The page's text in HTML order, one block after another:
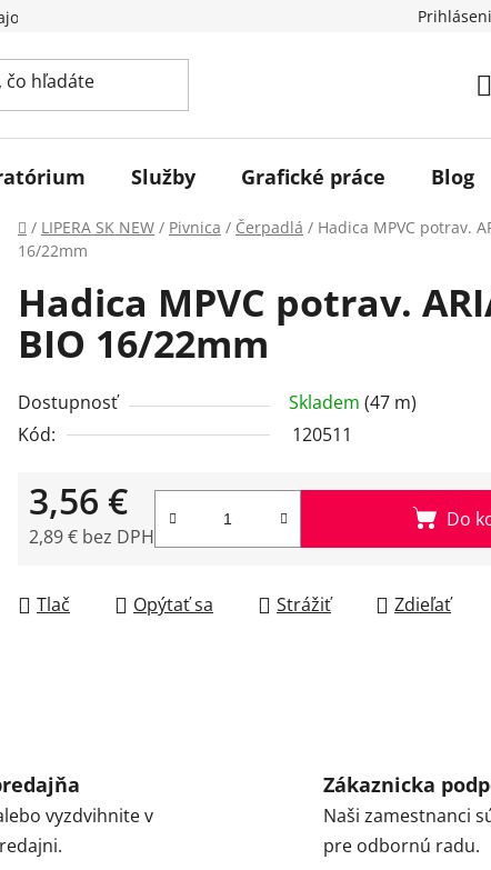
Služby Grafické práce Blog
Domov
/ LIPERA SK NEW / Pivnica / Čerpadlá / Hadica MPVC potrav.
16/22mm
Hadica MPVC potrav.
BIO 16/22mm
Dostupnosť Skladem (47 m)
Kód:
120511
3,56 €
2,89 € bez DPH
Do
Tlač Opýtať sa Strážiť Zdieľať
vyzdvihnite v
Zákaznicka
Naši zamestnanci
pre odbornú radu.